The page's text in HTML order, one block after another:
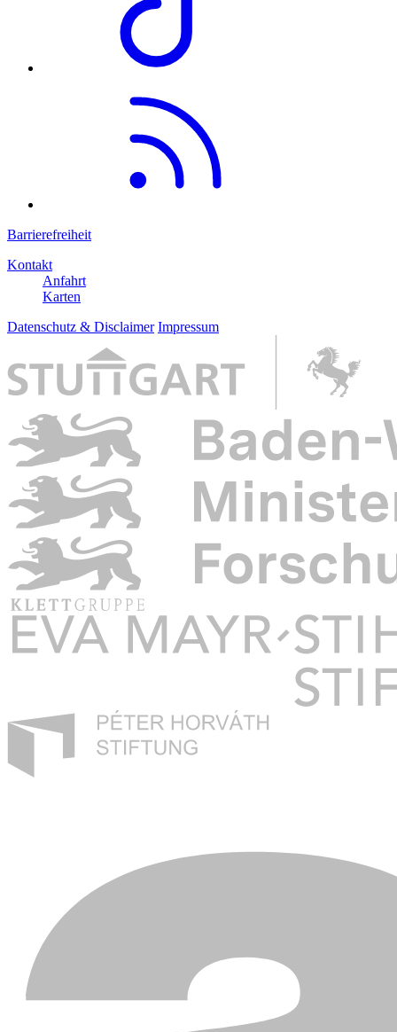
Barrierefreiheit
Kontakt
Anfahrt
Karten
Datenschutz & Disclaimer Impressum